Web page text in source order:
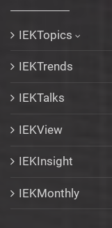
IEKTopics
IEKTrends
IEKTalks
IEKView
IEKInsight
IEKMonthly